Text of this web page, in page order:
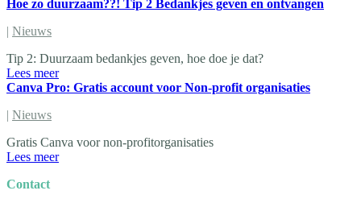
Hoe zo duurzaam??! Tip 2 Bedankjes geven en ontvangen
| Nieuws
Tip 2: Duurzaam bedankjes geven, hoe doe je dat?
Lees meer
Canva Pro: Gratis account voor Non-profit organisaties
| Nieuws
Gratis Canva voor non-profitorganisaties
Lees meer
Contact